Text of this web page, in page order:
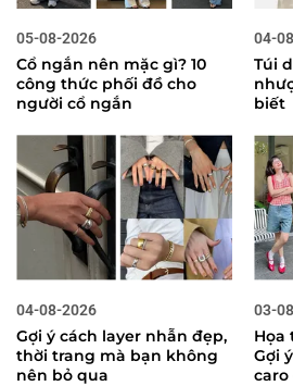
05-08-2026
Cổ ngắn nên mặc gì? 10
công thức phối đồ cho
người cổ ngắn
04-
Túi
biết
04-08-2026
Gợi ý cách layer nhẫn đẹp,
thời trang mà bạn không
nên bỏ qua
03-
Họa
Gợi